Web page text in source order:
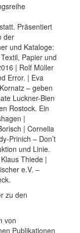
Präsentiert
der
und Kataloge:
Papier und
| Rolf Müller
Error. | Eva
– geben
Luckner-Bien
Rostock. Ein
|
| Cornelia
Prinich – Don’t
und Linie.
Thiede |
e.V. –
zu den
von
Publikationen